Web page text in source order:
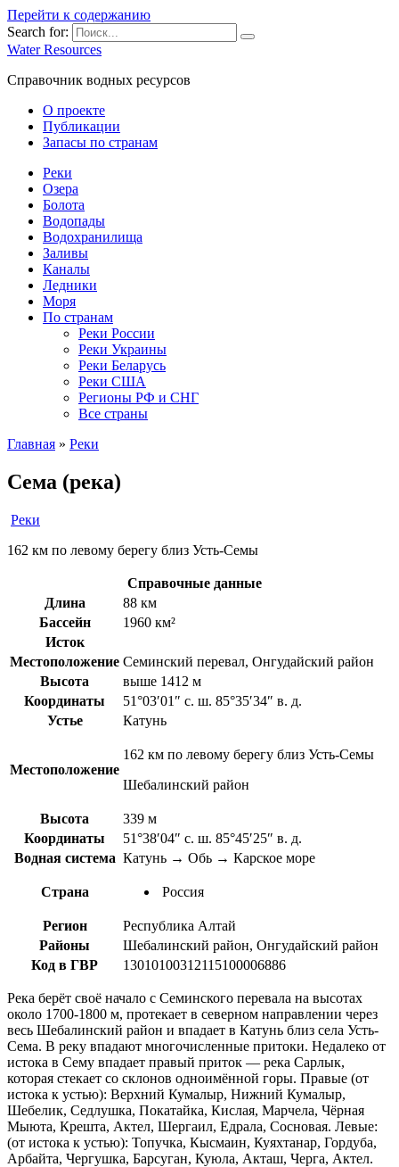
Перейти к содержанию
Search for:
Water Resources
Справочник водных ресурсов
О проекте
Публикации
Запасы по странам
Реки
Озера
Болота
Водопады
Водохранилища
Заливы
Каналы
Ледники
Моря
По странам
Реки России
Реки Украины
Реки Беларусь
Реки США
Регионы РФ и СНГ
Все страны
Главная » Реки
Сема (река)
Реки
162 км по левому берегу близ Усть-Семы
Справочные данные
Длина
88 км
Бассейн
1960 км²
Исток
Местоположение Семинский перевал, Онгудайский район
Высота
выше 1412 м
Координаты
51°03′01″ с. ш. 85°35′34″ в. д.
Устье
Катунь
Местоположение
162 км по левому берегу близ Усть-Семы
Шебалинский район
Высота
339 м
Координаты
51°38′04″ с. ш. 85°45′25″ в. д.
Водная система Катунь → Обь → Карское море
Страна Россия
Регион
Республика Алтай
Районы
Шебалинский район, Онгудайский район
Код в ГВР
13010100312115100006886
Река берёт своё начало с Семинского перевала на высотах
около 1700-1800 м, протекает в северном направлении через
весь Шебалинский район и впадает в Катунь близ села Усть-
Сема. В реку впадают многочисленные притоки. Недалеко от
истока в Сему впадает правый приток — река Сарлык,
которая стекает со склонов одноимённой горы. Правые (от
истока к устью): Верхний Кумалыр, Нижний Кумалыр,
Шебелик, Седлушка, Покатайка, Кислая, Марчела, Чёрная
Мыюта, Крешта, Актел, Шергаил, Едрала, Сосновая. Левые:
(от истока к устью): Топучка, Кысмаин, Куяхтанар, Гордуба,
Арбайта, Чергушка, Барсуган, Куюла, Акташ, Черга, Актел.